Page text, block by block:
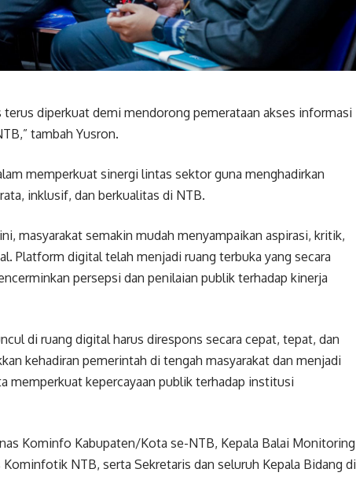
terus diperkuat demi mendorong pemerataan akses informasi
tambah Yusron.
memperkuat sinergi lintas sektor guna menghadirkan
inklusif, dan berkualitas di NTB.
masyarakat semakin mudah menyampaikan aspirasi, kritik,
Platform digital telah menjadi ruang terbuka yang secara
persepsi dan penilaian publik terhadap kinerja
di ruang digital harus direspons secara cepat, tepat, dan
kehadiran pemerintah di tengah masyarakat dan menjadi
memperkuat kepercayaan publik terhadap institusi
Kominfo Kabupaten/Kota se-NTB, Kepala Balai Monitoring
NTB, serta Sekretaris dan seluruh Kepala Bidang di